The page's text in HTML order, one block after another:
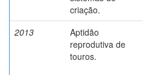
criação.
2013
Aptidão
reprodutiva de
touros.